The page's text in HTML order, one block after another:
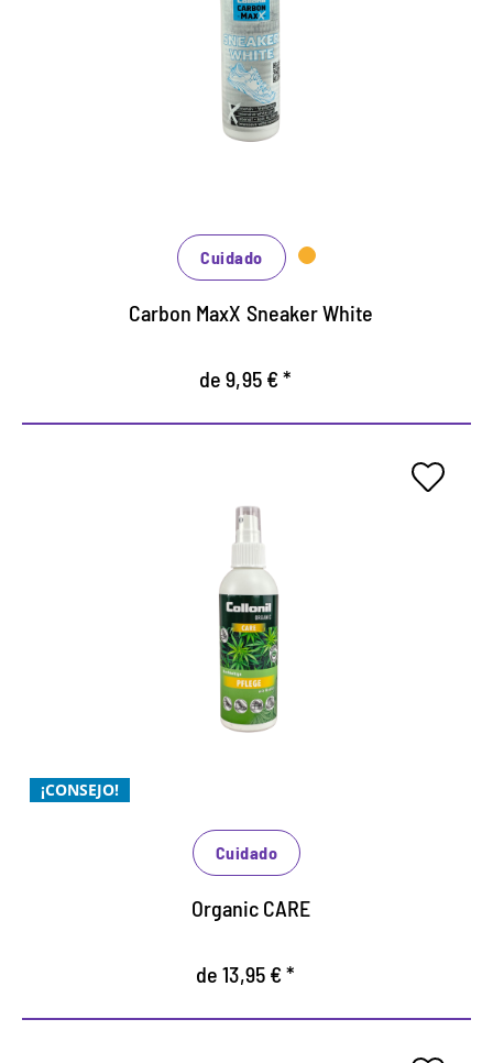
para zapatillas deportivas y
calzado informal
para cuero liso, tejidos y sintéticos
Cuidado
Carbon MaxX Sneaker White
de 9,95 € *
¡CONSEJO!
Cuidado con aceite de cáñamo
de gran calidad
Cuidado óptimo para cuero liso y ante, así como
para todos los materiales sintéticos y de alta
Para un uso sin problemas en recintos cerrados
Cuidado
Organic CARE
de 13,95 € *